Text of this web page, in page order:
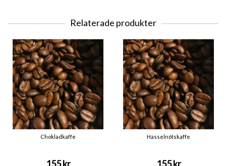
Relaterade produkter
Chokladkaffe
155 kr
Hasselnötskaffe
155 kr